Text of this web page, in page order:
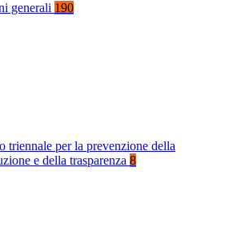
generali 190
triennale per la prevenzione della
e della trasparenza 8